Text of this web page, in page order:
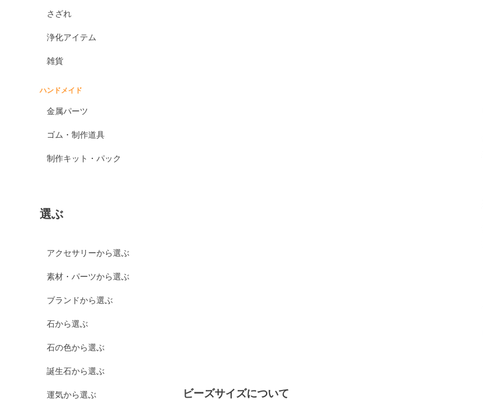
さざれ
浄化アイテム
雑貨
ハンドメイド
金属パーツ
ゴム・制作道具
制作キット・パック
選ぶ
アクセサリーから選ぶ
素材・パーツから選ぶ
ブランドから選ぶ
石から選ぶ
石の色から選ぶ
誕生石から選ぶ
運気から選ぶ ビーズサイズについて